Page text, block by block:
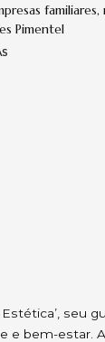
Pimentel
seu
e bem-estar.